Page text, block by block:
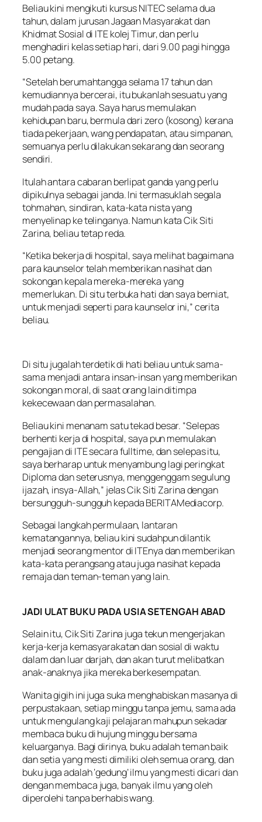
Beliau kini mengikuti kursus NITEC selama dua
tahun, dalam jurusan Jagaan Masyarakat dan
Khidmat Sosial di ITE kolej Timur, dan perlu
menghadiri kelas setiap hari, dari 9.00 pagi hingga
5.00 petang.
“Setelah berumahtangga selama 17 tahun dan
kemudiannya bercerai, itu bukanlah sesuatu yang
mudah pada saya. Saya harus memulakan
kehidupan baru, bermula dari zero (kosong) kerana
tiada pekerjaan, wang pendapatan, atau simpanan,
semuanya perlu dilakukan sekarang dan seorang
sendiri.
Itulah antara cabaran berlipat ganda yang perlu
dipikulnya sebagai janda. Ini termasuklah segala
tohmahan, sindiran, kata-kata nista yang
menyelinap ke telinganya. Namun kata Cik Siti
Zarina, beliau tetap reda.
“Ketika bekerja di hospital, saya melihat bagaimana
para kaunselor telah memberikan nasihat dan
sokongan kepala mereka-mereka yang
memerlukan. Di situ terbuka hati dan saya berniat,
untuk menjadi seperti para kaunselor ini,” cerita
beliau.
Di situ jugalah terdetik di hati beliau untuk sama-
sama menjadi antara insan-insan yang memberikan
sokongan moral, di saat orang lain ditimpa
kekecewaan dan permasalahan.
Beliau kini menanam satu tekad besar. “Selepas
berhenti kerja di hospital, saya pun memulakan
pengajian di ITE secara fulltime, dan selepas itu,
saya berharap untuk menyambung lagi peringkat
Diploma dan seterusnya, menggenggam segulung
ijazah, insya-Allah,” jelas Cik Siti Zarina dengan
bersungguh-sungguh kepada BERITAMediacorp.
Sebagai langkah permulaan, lantaran
kematangannya, beliau kini sudahpun dilantik
menjadi seorang mentor di ITEnya dan memberikan
kata-kata perangsang atau juga nasihat kepada
remaja dan teman-teman yang lain.
JADI ULAT BUKU PADA USIA SETENGAH ABAD
Selain itu, Cik Siti Zarina juga tekun mengerjakan
kerja-kerja kemasyarakatan dan sosial di waktu
dalam dan luar darjah, dan akan turut melibatkan
anak-anaknya jika mereka berkesempatan.
Wanita gigih ini juga suka menghabiskan masanya di
perpustakaan, setiap minggu tanpa jemu, sama ada
untuk mengulang kaji pelajaran mahupun sekadar
membaca buku di hujung minggu bersama
keluarganya. Bagi dirinya, buku adalah teman baik
dan setia yang mesti dimiliki oleh semua orang, dan
buku juga adalah ‘gedung’ ilmu yang mesti dicari dan
dengan membaca juga, banyak ilmu yang oleh
diperolehi tanpa berhabis wang.